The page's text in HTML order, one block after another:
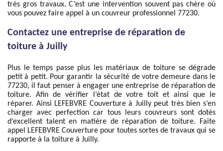
très gros travaux. C’est une intervention souvent pas chère où
vous pouvez faire appel à un couvreur professionnel 77230.
Contactez une entreprise de réparation de
toiture à Juilly
Plus le temps passe plus les matériaux de toiture se dégrade
petit à petit. Pour garantir la sécurité de votre demeure dans le
77230, il faut penser à engager une entreprise de réparation de
toiture. Afin de vérifier l’état de votre toit et ainsi que le
réparer. Ainsi LEFEBVRE Couverture à Juilly peut très bien s’en
charger avec perfection car tous leurs couvreurs sont dotés
d’excellent talent en matière de réparation de toiture. Faite
appel LEFEBVRE Couverture pour toutes sortes de travaux qui se
rapporte à la toiture à Juilly.